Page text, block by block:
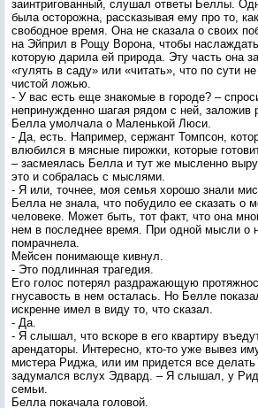
заинтригованный, слушал ответы Беллы.
была осторожна, рассказывая ему про то,
свободное время. Она не сказала о своих
на Эйприл в Рощу Ворона, чтобы
которую дарила ей природа. Эту часть она
«гулять в саду» или «читать», что по сути
чистой ложью.
- У вас есть еще знакомые в городе? –
непринужденно шагая рядом с ней, заложив
Белла умолчала о Маленькой Люси.
- Да, есть. Например, сержант Томпсон,
влюбился в мясные пирожки, которые
– засмеялась Белла и тут же мысленно
это и собралась с мыслями.
- Я или, точнее, моя семья хорошо знали
Белла не знала, что побудило ее сказать о
человеке. Может быть, тот факт, что она
нем в последнее время. При одной мысли о
помрачнела.
Мейсен понимающе кивнул.
- Это подлинная трагедия.
Его голос потерял раздражающую
гнусавость в нем осталась. Но Белле
искренне имел в виду то, что сказал.
- Да.
- Я слышал, что вскоре в его квартиру
арендаторы. Интересно, кто-то уже вывез
мистера Риджа, или им придется все
задумался вслух Эдвард. – Я слышал, у
семьи.
Белла покачала головой.